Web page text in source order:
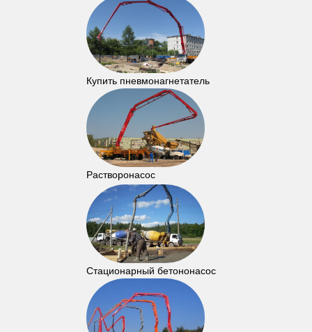
Купить пневмонагнетатель
Растворонасос
Стационарный бетононасос